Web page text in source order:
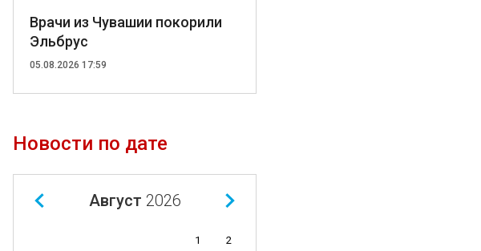
Врачи из Чувашии покорили
Эльбрус
05.08.2026 17:59
Новости по дате
Август 2026
1 2